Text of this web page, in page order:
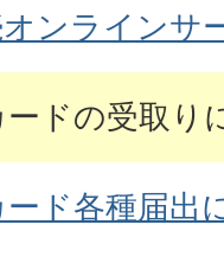
ンラインサ
ドの受取り
ド各種届出